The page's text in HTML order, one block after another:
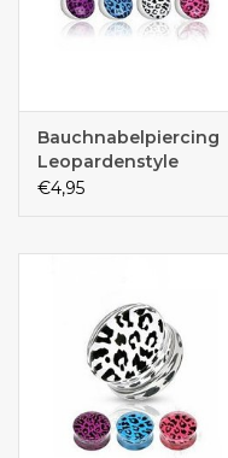
Bauchnabelpiercing
Leopardenstyle
€4,95